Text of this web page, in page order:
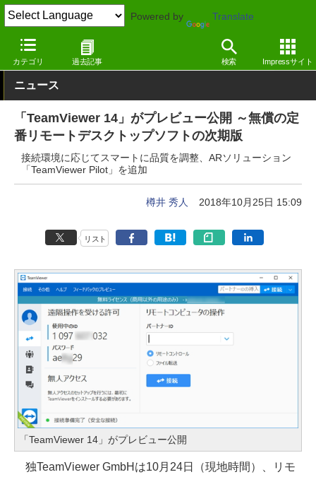
Powered by Translate
カテゴリ 過去記事 検索 Impressサイト
窓の杜 システム・ファイル Windows
ニュース
「TeamViewer 14」がプレビュー公開 ～無償の定
番リモートデスクトップソフトの次期版
接続環境に応じてスマートに品質を調整、ARソリューション
「TeamViewer Pilot」を追加
樽井 秀人 2018年10月25日 15:09
リスト
「TeamViewer 14」がプレビュー公開
独TeamViewer GmbHは10月24日（現地時間）、リモ